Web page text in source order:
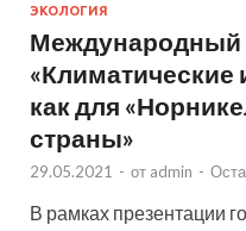
ЭКОЛОГИЯ
Международный
как для
страны»
29.05.2021 - от admin -
В рамках презентации